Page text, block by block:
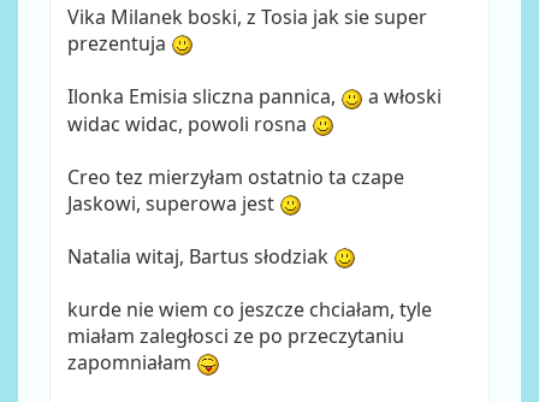
Vika Milanek boski, z Tosia jak sie super
prezentuja
Ilonka Emisia sliczna pannica,
a włoski
widac widac, powoli rosna
Creo tez mierzyłam ostatnio ta czape
Jaskowi, superowa jest
Natalia witaj, Bartus słodziak
kurde nie wiem co jeszcze chciałam, tyle
miałam zaległosci ze po przeczytaniu
zapomniałam